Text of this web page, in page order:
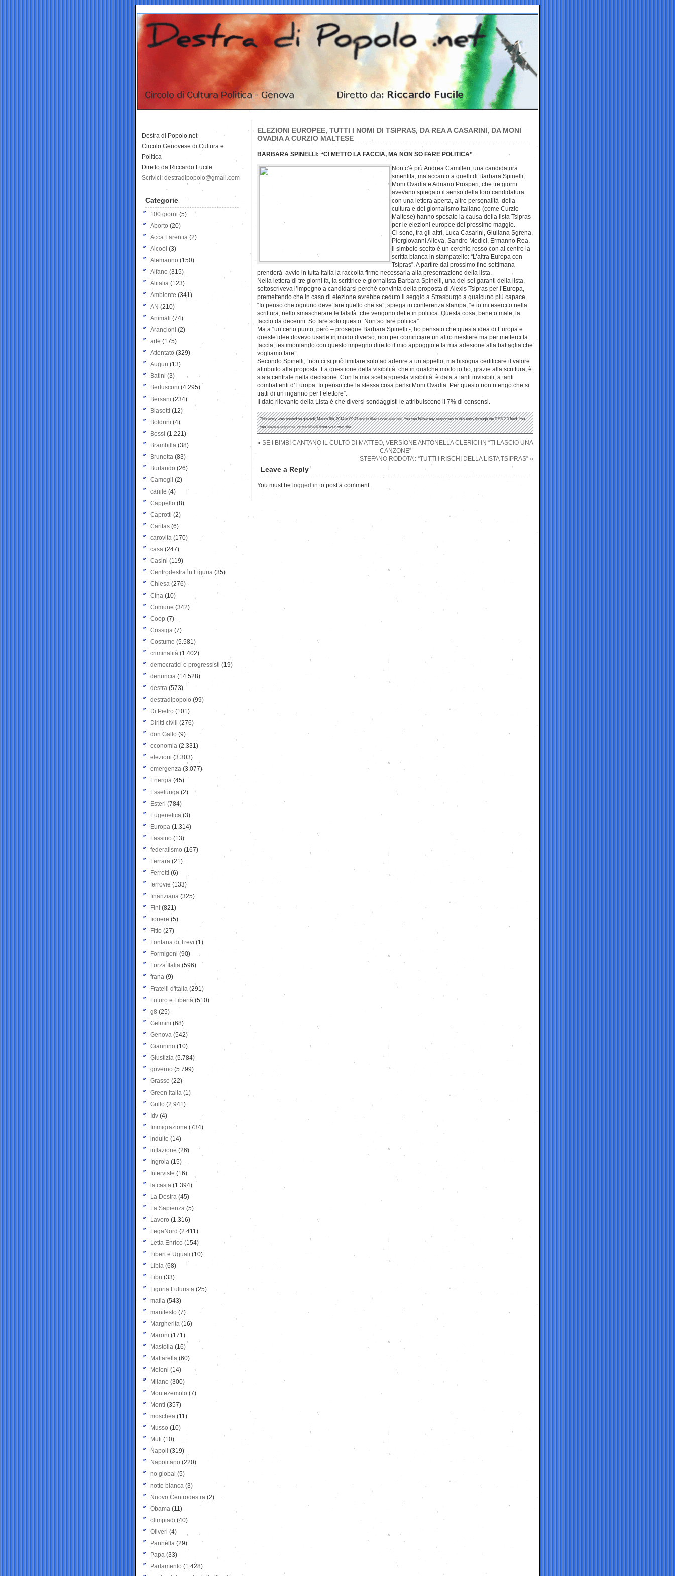
ELEZIONI EUROPEE, TUTTI I NOMI DI TSIPRAS, DA REA A CASARINI, DA MONI
OVADIA A CURZIO MALTESE
BARBARA SPINELLI: “CI METTO LA FACCIA, MA NON SO FARE POLITICA”
Non c’è più Andrea Camilleri, una candidatura
smentita, ma accanto a quelli di Barbara Spinelli,
Moni Ovadia e Adriano Prosperi, che tre giorni
avevano spiegato il senso della loro candidatura
con una lettera aperta, altre personalità della
cultura e del giornalismo italiano (come Curzio
Maltese) hanno sposato la causa della lista Tsipras
per le elezioni europee del prossimo maggio.
Ci sono, tra gli altri, Luca Casarini, Giuliana Sgrena,
Piergiovanni Alleva, Sandro Medici, Ermanno Rea.
Il simbolo scelto è un cerchio rosso con al centro la
scritta bianca in stampatello: “L’altra Europa con
Tsipras”. A partire dal prossimo fine settimana
prenderà avvio in tutta Italia la raccolta firme necessaria alla presentazione della lista.
Nella lettera di tre giorni fa, la scrittrice e giornalista Barbara Spinelli, una dei sei garanti della lista,
sottoscriveva l’impegno a candidarsi perchè convinta della proposta di Alexis Tsipras per l’Europa,
premettendo che in caso di elezione avrebbe ceduto il seggio a Strasburgo a qualcuno più capace.
“Io penso che ognuno deve fare quello che sa”, spiega in conferenza stampa, “e io mi esercito nella
scrittura, nello smascherare le falsità che vengono dette in politica. Questa cosa, bene o male, la
faccio da decenni. So fare solo questo. Non so fare politica”.
Ma a “un certo punto, però – prosegue Barbara Spinelli -, ho pensato che questa idea di Europa e
queste idee dovevo usarle in modo diverso, non per cominciare un altro mestiere ma per metterci la
faccia, testimoniando con questo impegno diretto il mio appoggio e la mia adesione alla battaglia che
vogliamo fare”.
Secondo Spinelli, “non ci si può limitare solo ad aderire a un appello, ma bisogna certificare il valore
attribuito alla proposta. La questione della visibilità che in qualche modo io ho, grazie alla scrittura, è
stata centrale nella decisione. Con la mia scelta, questa visibilità è data a tanti invisibili, a tanti
combattenti d’Europa. Io penso che la stessa cosa pensi Moni Ovadia. Per questo non ritengo che si
tratti di un inganno per l’elettore”.
Il dato rilevante della Lista è che diversi sondaggisti le attribuiscono il 7% di consensi.
This entry was posted on giovedì, Marzo 6th, 2014 at 09:47 and is filed underelezioni. You can follow any responses to this entry through theRSS 2.0feed. You
canleave a response, ortrackbackfrom your own site.
« SE I BIMBI CANTANO IL CULTO DI MATTEO, VERSIONE ANTONELLA CLERICI IN “TI LASCIO UNA
CANZONE”
STEFANO RODOTA’: “TUTTI I RISCHI DELLA LISTA TSIPRAS” »
Leave a Reply
You must be logged in to post a comment.
Destra di Popolo.net
Circolo Genovese di Cultura e
Politica
Diretto da Riccardo Fucile
Scrivici: destradipopolo@gmail.com
Categorie
100 giorni (5)
Aborto (20)
Acca Larentia (2)
Alcool (3)
Alemanno (150)
Alfano (315)
Alitalia (123)
Ambiente (341)
AN (210)
Animali (74)
Arancioni (2)
arte (175)
Attentato (329)
Auguri (13)
Batini (3)
Berlusconi (4.295)
Bersani (234)
Biasotti (12)
Boldrini (4)
Bossi (1.221)
Brambilla (38)
Brunetta (83)
Burlando (26)
Camogli (2)
canile (4)
Cappello (8)
Caprotti (2)
Caritas (6)
carovita (170)
casa (247)
Casini (119)
Centrodestra in Liguria (35)
Chiesa (276)
Cina (10)
Comune (342)
Coop (7)
Cossiga (7)
Costume (5.581)
criminalità (1.402)
democratici e progressisti (19)
denuncia (14.528)
destra (573)
destradipopolo (99)
Di Pietro (101)
Diritti civili (276)
don Gallo (9)
economia (2.331)
elezioni (3.303)
emergenza (3.077)
Energia (45)
Esselunga (2)
Esteri (784)
Eugenetica (3)
Europa (1.314)
Fassino (13)
federalismo (167)
Ferrara (21)
Ferretti (6)
ferrovie (133)
finanziaria (325)
Fini (821)
fioriere (5)
Fitto (27)
Fontana di Trevi (1)
Formigoni (90)
Forza Italia (596)
frana (9)
Fratelli d'Italia (291)
Futuro e Libertà (510)
g8 (25)
Gelmini (68)
Genova (542)
Giannino (10)
Giustizia (5.784)
governo (5.799)
Grasso (22)
Green Italia (1)
Grillo (2.941)
Idv (4)
Immigrazione (734)
indulto (14)
inflazione (26)
Ingroia (15)
Interviste (16)
la casta (1.394)
La Destra (45)
La Sapienza (5)
Lavoro (1.316)
LegaNord (2.411)
Letta Enrico (154)
Liberi e Uguali (10)
Libia (68)
Libri (33)
Liguria Futurista (25)
mafia (543)
manifesto (7)
Margherita (16)
Maroni (171)
Mastella (16)
Mattarella (60)
Meloni (14)
Milano (300)
Montezemolo (7)
Monti (357)
moschea (11)
Musso (10)
Muti (10)
Napoli (319)
Napolitano (220)
no global (5)
notte bianca (3)
Nuovo Centrodestra (2)
Obama (11)
olimpiadi (40)
Oliveri (4)
Pannella (29)
Papa (33)
Parlamento (1.428)